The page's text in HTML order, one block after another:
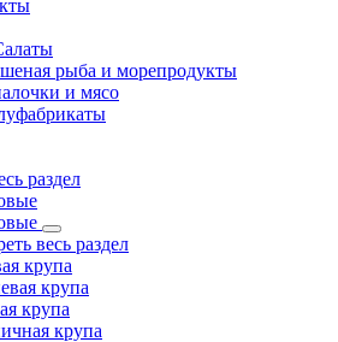
рыба и морепродукты
и мясо
раздел
весь раздел
крупа
крупа
крупа
крупа